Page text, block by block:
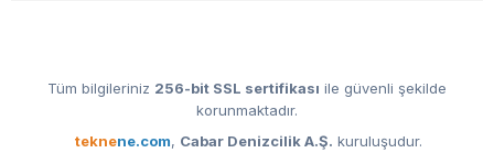
Tüm bilgileriniz 256-bit SSL sertifikası ile güvenli şekilde
korunmaktadır.
teknene.com, Cabar Denizcilik A.Ş. kuruluşudur.